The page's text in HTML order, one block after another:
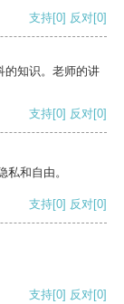
支持[0] 反对[0]
的知识。老师的讲
支持[0] 反对[0]
和自由。
支持[0] 反对[0]
支持[0] 反对[0]